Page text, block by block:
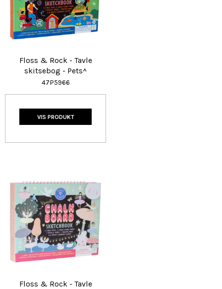
Floss & Rock - Tavle
skitsebog - Pets^
47P5966
VIS PRODUKT
Floss & Rock - Tavle